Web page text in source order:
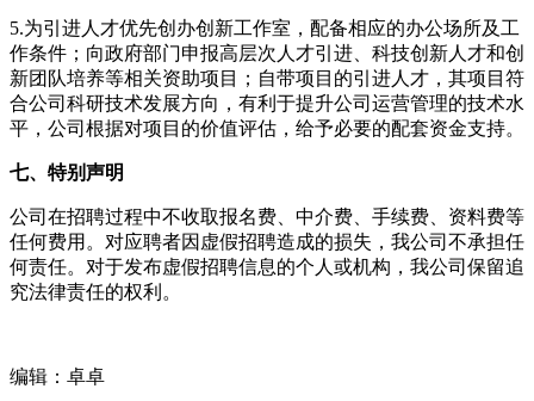
5.为引进人才优先创办创新工作室，配备相应的办公场所及工
作条件；向政府部门申报高层次人才引进、科技创新人才和创
新团队培养等相关资助项目；自带项目的引进人才，其项目符
合公司科研技术发展方向，有利于提升公司运营管理的技术水
平，公司根据对项目的价值评估，给予必要的配套资金支持。
七、特别声明
公司在招聘过程中不收取报名费、中介费、手续费、资料费等
任何费用。对应聘者因虚假招聘造成的损失，我公司不承担任
何责任。对于发布虚假招聘信息的个人或机构，我公司保留追
究法律责任的权利。
编辑：卓卓